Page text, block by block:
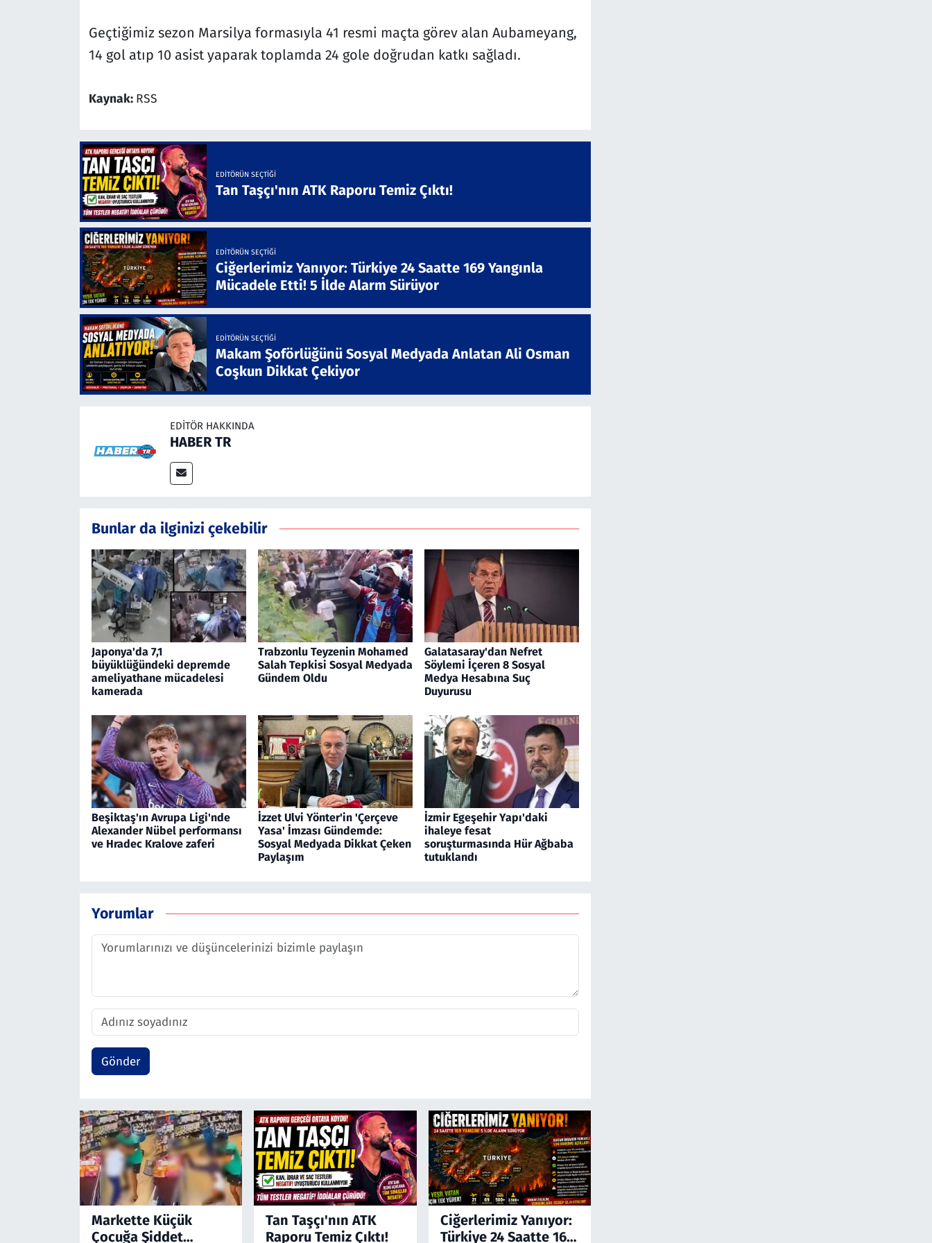
Geçtiğimiz sezon Marsilya formasıyla 41 resmi maçta görev alan Aubameyang,
14 gol atıp 10 asist yaparak toplamda 24 gole doğrudan katkı sağladı.
Kaynak: RSS
EDITÖRÜN SEÇTIĞI
Tan Taşçı'nın ATK Raporu Temiz Çıktı!
EDITÖRÜN SEÇTIĞI
Ciğerlerimiz Yanıyor: Türkiye 24 Saatte 169 Yangınla
Mücadele Etti! 5 İlde Alarm Sürüyor
EDITÖRÜN SEÇTIĞI
Makam Şoförlüğünü Sosyal Medyada Anlatan Ali Osman
Coşkun Dikkat Çekiyor
EDITÖR HAKKINDA
HABER TR
Bunlar da ilginizi çekebilir
Japonya'da 7,1
büyüklüğündeki depremde
ameliyathane mücadelesi
kamerada
Trabzonlu Teyzenin Mohamed
Salah Tepkisi Sosyal Medyada
Gündem Oldu
Galatasaray'dan Nefret
Söylemi İçeren 8 Sosyal
Medya Hesabına Suç
Duyurusu
Beşiktaş'ın Avrupa Ligi'nde
Alexander Nübel performansı
ve Hradec Kralove zaferi
İzzet Ulvi Yönter'in 'Çerçeve
Yasa' İmzası Gündemde:
Sosyal Medyada Dikkat Çeken
Paylaşım
İzmir Egeşehir Yapı'daki
ihaleye fesat
soruşturmasında Hür Ağbaba
tutuklandı
Yorumlar
Gönder
Markette Küçük
Çocuğa Şiddet
Tan Taşçı'nın ATK
Raporu Temiz Çıktı!
Ciğerlerimiz Yanıyor:
Türkiye 24 Saatte 169